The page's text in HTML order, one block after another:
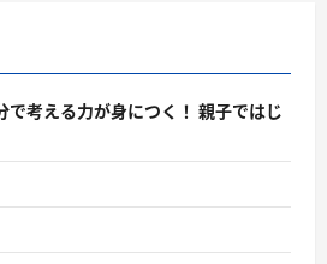
で考える力が身につく！ 親子ではじ